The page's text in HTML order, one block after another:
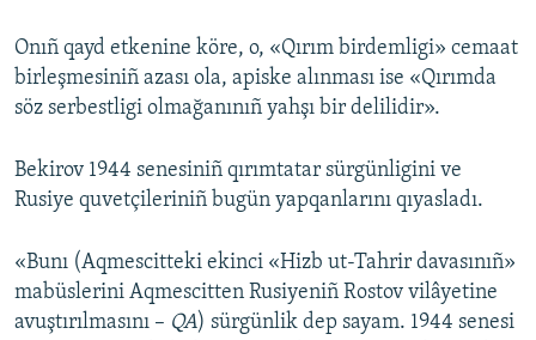
Onıñ qayd etkenine köre, o, «Qırım birdemligi» cemaat
birleşmesiniñ azası ola, apiske alınması ise «Qırımda
söz serbestligi olmağanınıñ yahşı bir delilidir».
Bekirov 1944 senesiniñ qırımtatar sürgünligini ve
Rusiye quvetçileriniñ bugün yapqanlarını qıyasladı.
«Bunı (Aqmescitteki ekinci «Hizb ut-Tahrir davasınıñ»
mabüslerini Aqmescitten Rusiyeniñ Rostov vilâyetine
avuştırılmasını – QA) sürgünlik dep sayam. 1944 senesi